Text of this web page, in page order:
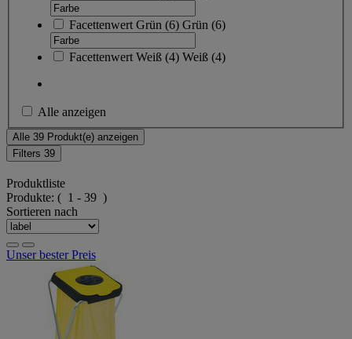
Facettenwert Grün (6) Grün (6)
Facettenwert Weiß (4) Weiß (4)
Alle anzeigen
Alle 39 Produkt(e) anzeigen
Filters 39
Produktliste
Produkte: ( 1 - 39 )
Sortieren nach
Unser bester Preis